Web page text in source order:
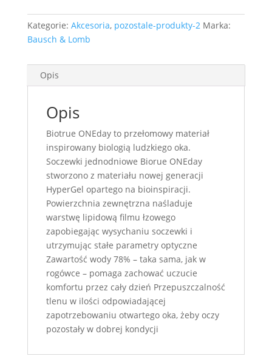
na
zamówienie
czas
dni
Kategorie: Akcesoria, pozostale-produkty-2 Marka:
Bausch & Lomb
Opis
Opis
Biotrue ONEday to przełomowy materiał
inspirowany biologią ludzkiego oka.
Soczewki jednodniowe Biorue ONEday
stworzono z materiału nowej generacji
HyperGel opartego na bioinspiracji.
Powierzchnia zewnętrzna naśladuje
warstwę lipidową filmu łzowego
zapobiegając wysychaniu soczewki i
utrzymując stałe parametry optyczne
Zawartość wody 78% – taka sama, jak w
rogówce – pomaga zachować uczucie
komfortu przez cały dzień Przepuszczalność
tlenu w ilości odpowiadającej
zapotrzebowaniu otwartego oka, żeby oczy
pozostały w dobrej kondycji